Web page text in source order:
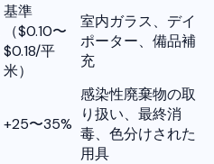
基準
（$0.10〜
$0.18/平
米）
室内ガラス、デイ
ポーター、備品補
充
+25〜35%
感染性廃棄物の取
り扱い、最終消
毒、色分けされた
用具